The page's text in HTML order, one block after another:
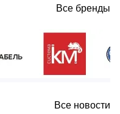
Все бренды
Все новости